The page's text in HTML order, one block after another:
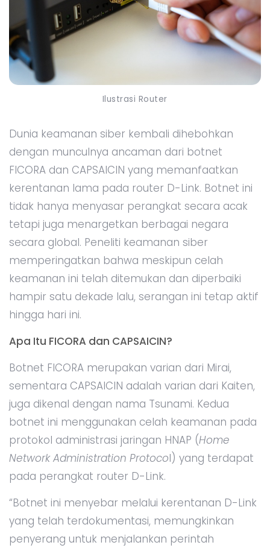
Ilustrasi Router
Dunia keamanan siber kembali dihebohkan
dengan munculnya ancaman dari botnet
FICORA dan CAPSAICIN yang memanfaatkan
kerentanan lama pada router D-Link. Botnet ini
tidak hanya menyasar perangkat secara acak
tetapi juga menargetkan berbagai negara
secara global. Peneliti keamanan siber
memperingatkan bahwa meskipun celah
keamanan ini telah ditemukan dan diperbaiki
hampir satu dekade lalu, serangan ini tetap aktif
hingga hari ini.
Apa Itu FICORA dan CAPSAICIN?
Botnet FICORA merupakan varian dari Mirai,
sementara CAPSAICIN adalah varian dari Kaiten,
juga dikenal dengan nama Tsunami. Kedua
botnet ini menggunakan celah keamanan pada
protokol administrasi jaringan HNAP (Home
Network Administration Protocol) yang terdapat
pada perangkat router D-Link.
“Botnet ini menyebar melalui kerentanan D-Link
yang telah terdokumentasi, memungkinkan
penyerang untuk menjalankan perintah